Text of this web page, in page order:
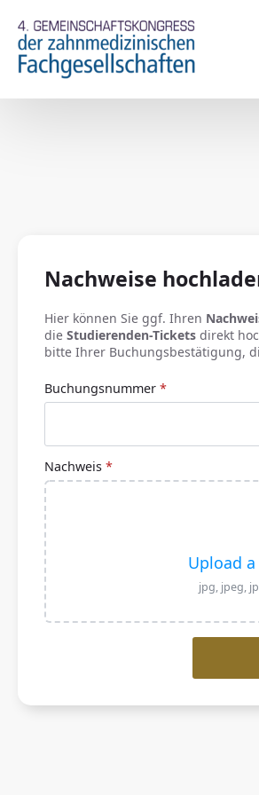
Nachweise
Hier können Sie ggf. Ihren
die Studierenden-Tickets direkt
bitte Ihrer Buchungsbestätigung,
Buchungsnummer *
Nachweis *
Upload
jpg, jpeg,